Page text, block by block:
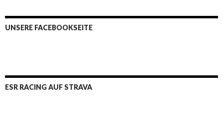
UNSERE FACEBOOKSEITE
ESR RACING AUF STRAVA